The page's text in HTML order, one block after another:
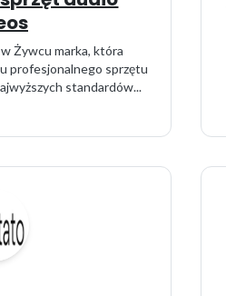
Żywcu marka, która
profesjonalnego sprzętu
standardów...